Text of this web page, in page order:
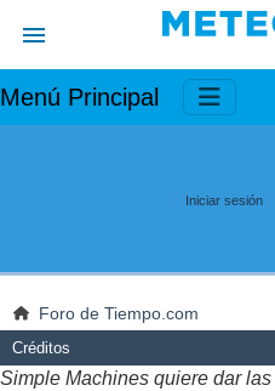
Menú Principal
Iniciar sesión
Foro de Tiempo.com
Créditos
Simple Machines quiere dar